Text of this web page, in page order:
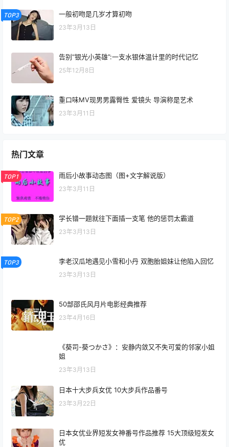
TOP3 一般初吻是几岁才算初吻
23年3月13日
告别“银光小英雄”:一支水银体温计里的时代记忆
25年12月8日
重口味MV现男男露臀性 爱镜头 导演称是艺术
23年3月11日
热门文章
TOP1 雨后小故事动态图（图+文字解说版）
23年3月11日
TOP2 学长错一题就往下面插一支笔 他的惩罚太霸道
23年3月13日
TOP3 李老汉瓜地遇见小雪和小丹 双胞胎姐妹让他陷入回忆
23年3月13日
50部邵氏风月片电影经典推荐
23年4月16日
《葵司-葵つかさ》：安静内敛又不失可爱的邻家小姐
姐
23年3月13日
日本十大步兵女优 10大步兵作品番号
23年3月22日
日本女优业界短发女神番号作品推荐 15大顶级短发女
优